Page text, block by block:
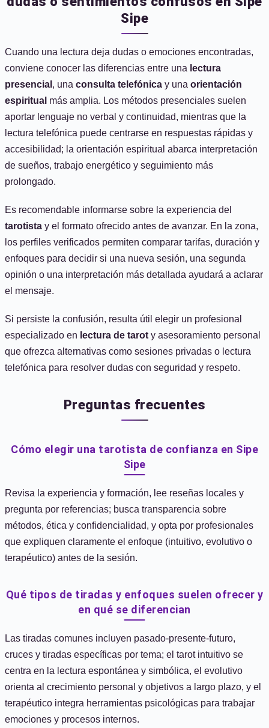
Sipe
Cuando una lectura deja dudas o emociones encontradas,
conviene conocer las diferencias entre una lectura
presencial , una consulta telefónica y una orientación
espiritual más amplia. Los métodos presenciales suelen
aportar lenguaje no verbal y continuidad, mientras que la
lectura telefónica puede centrarse en respuestas rápidas y
accesibilidad; la orientación espiritual abarca interpretación
de sueños, trabajo energético y seguimiento más
prolongado.
Es recomendable informarse sobre la experiencia del
tarotista y el formato ofrecido antes de avanzar. En la zona,
los perfiles verificados permiten comparar tarifas, duración y
enfoques para decidir si una nueva sesión, una segunda
opinión o una interpretación más detallada ayudará a aclarar
el mensaje.
Si persiste la confusión, resulta útil elegir un profesional
especializado en lectura de tarot y asesoramiento personal
que ofrezca alternativas como sesiones privadas o lectura
telefónica para resolver dudas con seguridad y respeto.
Preguntas frecuentes
Cómo elegir una tarotista de confianza en Sipe
Sipe
Revisa la experiencia y formación, lee reseñas locales y
pregunta por referencias; busca transparencia sobre
métodos, ética y confidencialidad, y opta por profesionales
que expliquen claramente el enfoque (intuitivo, evolutivo o
terapéutico) antes de la sesión.
Qué tipos de tiradas y enfoques suelen ofrecer y
en qué se diferencian
Las tiradas comunes incluyen pasado-presente-futuro,
cruces y tiradas específicas por tema; el tarot intuitivo se
centra en la lectura espontánea y simbólica, el evolutivo
orienta al crecimiento personal y objetivos a largo plazo, y el
terapéutico integra herramientas psicológicas para trabajar
emociones y procesos internos.